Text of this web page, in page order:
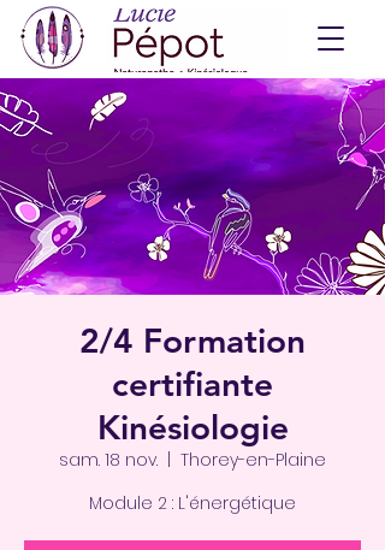
2/4 Formation
certifiante
Kinésiologie
sam. 18 nov.
Thorey-en-Plaine
Module 2 : L'énergétique